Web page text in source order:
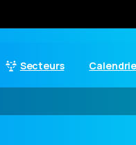
Secteurs